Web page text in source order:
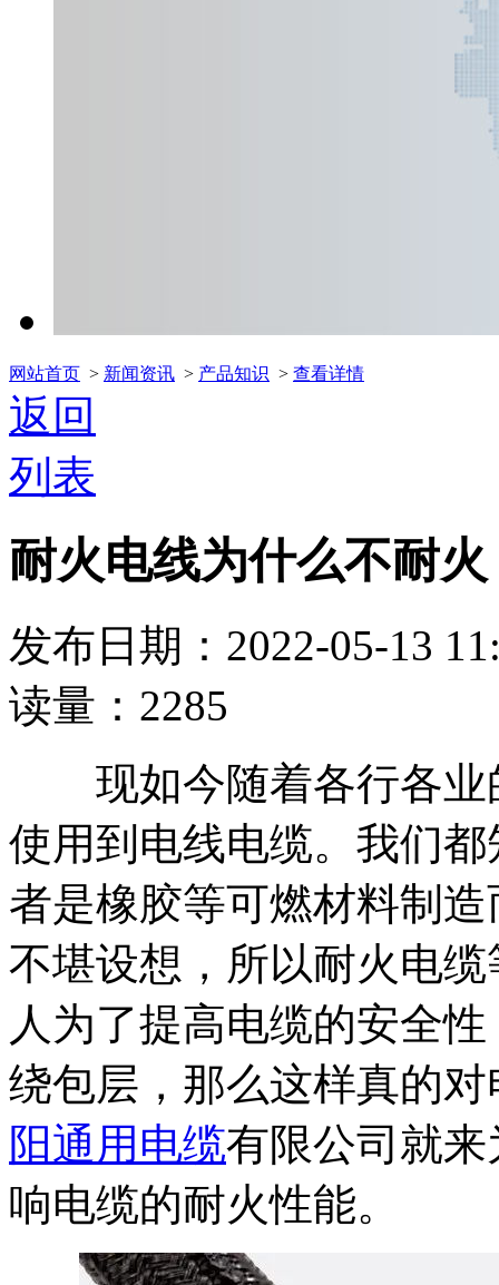
网站首页 > 新闻资讯 > 产品知识 > 查看详情
返回
列表
耐火电线为什么不耐
发布日期：2022-05-13
读量：2285
现如今随着各行各业
使用到电线电缆。我们
者是橡胶等可燃材料制
不堪设想，所以耐火电
人为了提高电缆的安全
绕包层，那么这样真的
阳通用电缆有限公司就
响电缆的耐火性能。